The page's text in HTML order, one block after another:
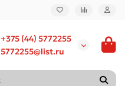
+375 (44) 5772255
5772255@list.ru